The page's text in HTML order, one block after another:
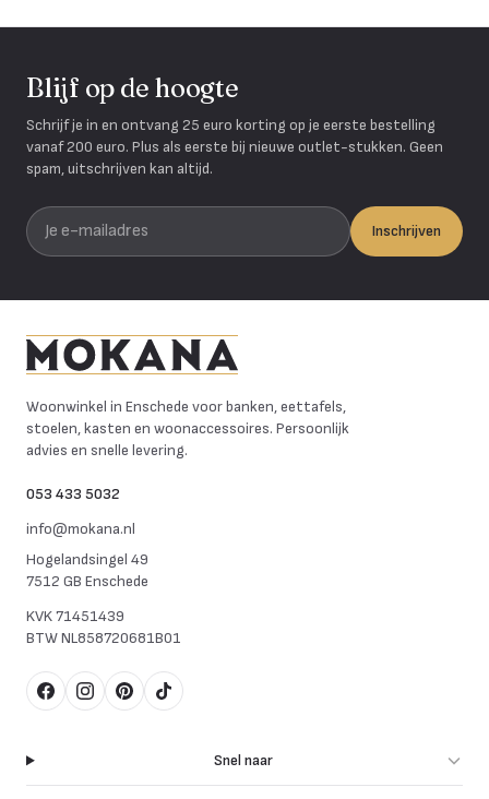
Blijf op de hoogte
Schrijf je in en ontvang 25 euro korting op je eerste bestelling
vanaf 200 euro. Plus als eerste bij nieuwe outlet-stukken. Geen
spam, uitschrijven kan altijd.
Je e-mailadres
Inschrijven
Woonwinkel in Enschede voor banken, eettafels,
stoelen, kasten en woonaccessoires. Persoonlijk
advies en snelle levering.
053 433 5032
info@mokana.nl
Hogelandsingel 49
7512 GB Enschede
KVK71451439
BTWNL858720681B01
FacebookInstagram
Pinterest
TikTok
Snel naar